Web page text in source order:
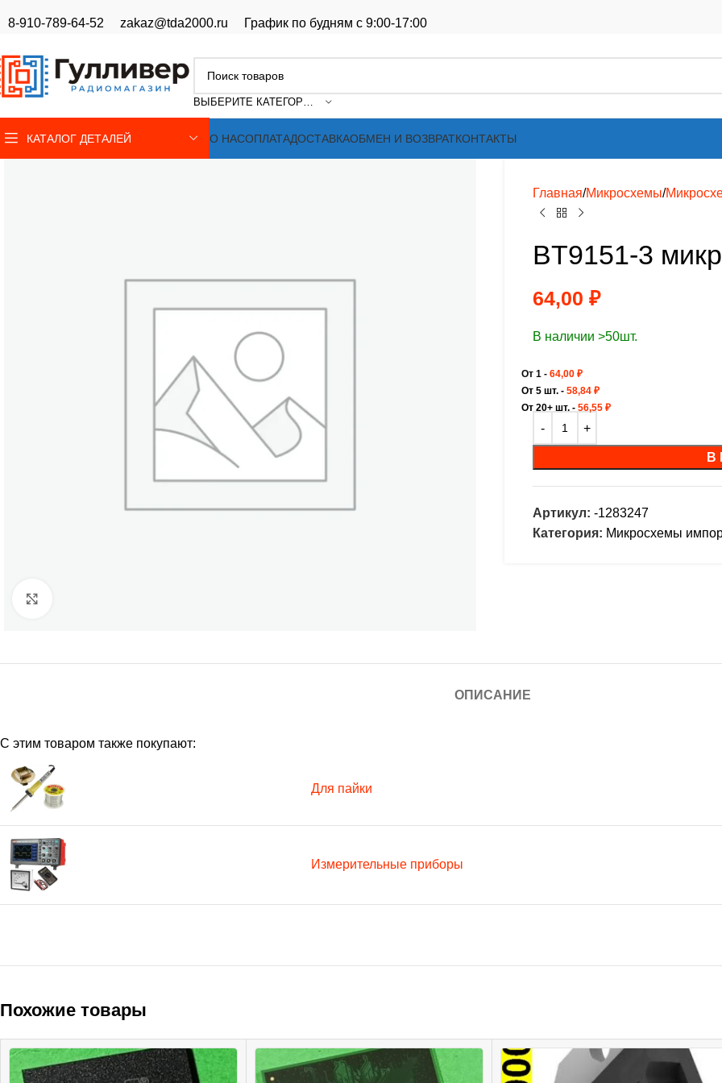
8-910-789-64-52 zakaz@tda2000.ru График по будням с 9:00-17:00
ВЫБЕРИТЕ КАТЕГОРИЮ
КАТАЛОГ ДЕТАЛЕЙ О НАСОПЛАТАДОСТАВКАОБМЕН И ВОЗВРАТКОНТАКТЫ
Главная Микросхемы
BT9151-3
64,00 ₽
В наличии >50шт.
От 1 - 64,00 ₽
От 5 шт. - 58,84 ₽
От 20+ шт. - 56,55 ₽
В
Артикул: -1283247
Категория: Микросхемы
ОПИСАНИЕ
С этим товаром также покупают:
Для пайки
Измерительные приборы
Похожие товары